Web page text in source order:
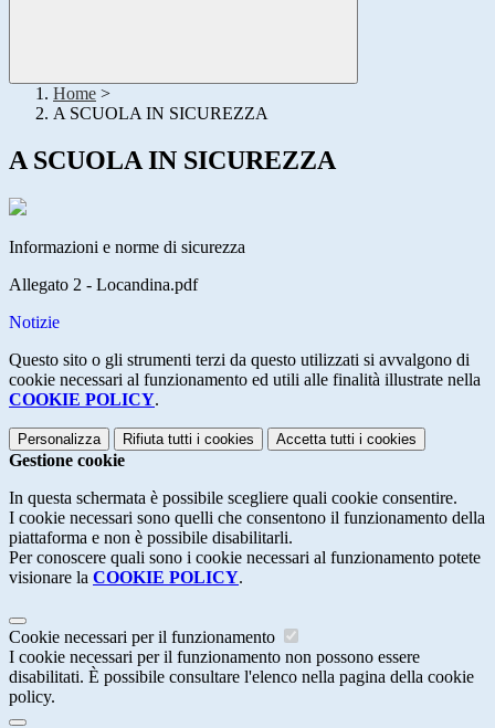
Home >
A SCUOLA IN SICUREZZA
A SCUOLA IN SICUREZZA
Informazioni e norme di sicurezza
Allegato 2 - Locandina.pdf
Notizie
Questo sito o gli strumenti terzi da questo utilizzati si avvalgono di
cookie necessari al funzionamento ed utili alle finalità illustrate nella
COOKIE POLICY.
Personalizza Rifiuta tutti i cookies Accetta tutti i cookies
Gestione cookie
In questa schermata è possibile scegliere quali cookie consentire.
I cookie necessari sono quelli che consentono il funzionamento della
piattaforma e non è possibile disabilitarli.
Per conoscere quali sono i cookie necessari al funzionamento potete
visionare la COOKIE POLICY.
Cookie necessari per il funzionamento
I cookie necessari per il funzionamento non possono essere
disabilitati. È possibile consultare l'elenco nella pagina della cookie
policy.